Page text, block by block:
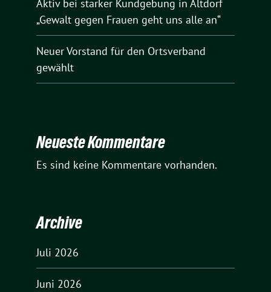
Aktiv bei starker Kundgebung in Altdorf
„Gewalt gegen Frauen geht uns alle an“
Neuer Vorstand für den Ortsverband
gewählt
Neueste Kommentare
Es sind keine Kommentare vorhanden.
Archive
Juli 2026
Juni 2026